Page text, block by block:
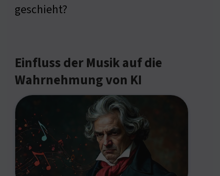
geschieht?
Einfluss der Musik auf die
Wahrnehmung von KI